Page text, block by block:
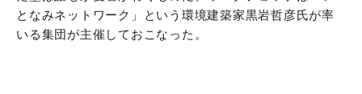
となみネットワーク」という環境建築家黒岩哲彦氏が率
いる集団が主催しておこなった。